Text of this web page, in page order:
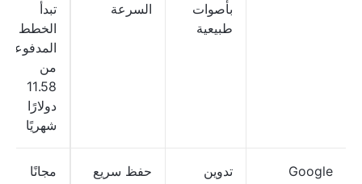
بأصوات
طبيعية
السرعة
تبدأ
الخطط
المدفوعة
من
11.58
دولارًا
شهريًا
Google
تدوين
حفظ سريع
مجانًا